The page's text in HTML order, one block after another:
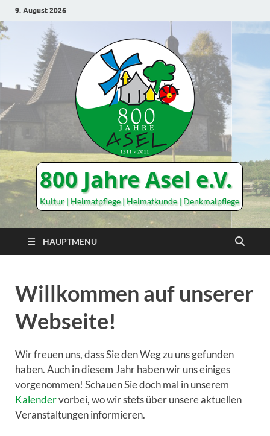
9. August 2026
800 Jahre Asel e.V.
Kultur | Heimatpflege | Heimatkunde | Denkmalpflege
HAUPTMENÜ
Willkommen auf unserer
Webseite!
Wir freuen uns, dass Sie den Weg zu uns gefunden
haben. Auch in diesem Jahr haben wir uns einiges
vorgenommen! Schauen Sie doch mal in unserem
Kalendervorbei, wo wir stets über unsere aktuellen
Veranstaltungen informieren.